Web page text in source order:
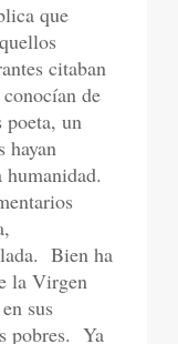
que
citaban
de
poeta, un
hayan
Bien ha
la Virgen
sus
pobres. Ya